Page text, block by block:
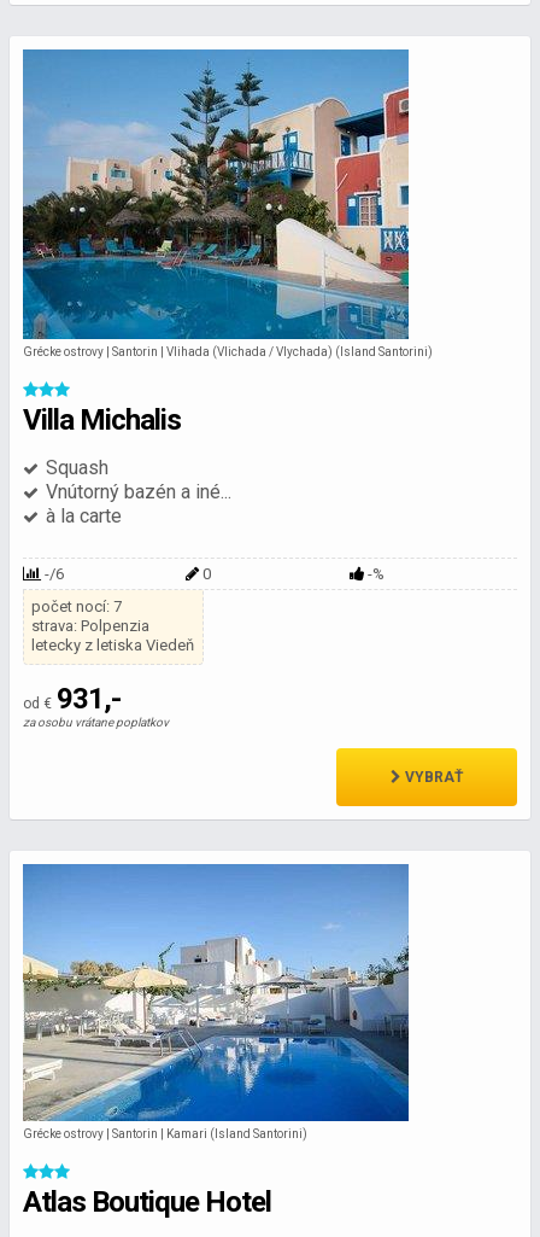
Grécke ostrovy | Santorin | Vlihada (Vlichada / Vlychada) (Island Santorini)
Villa Michalis
Squash
Vnútorný bazén a iné...
à la carte
-/6 0
-%
počet nocí: 7
strava: Polpenzia
letecky z letiska Viedeň
od € 931,-
za osobu vrátane poplatkov
VYBRAŤ
Grécke ostrovy | Santorin | Kamari (Island Santorini)
Atlas Boutique Hotel